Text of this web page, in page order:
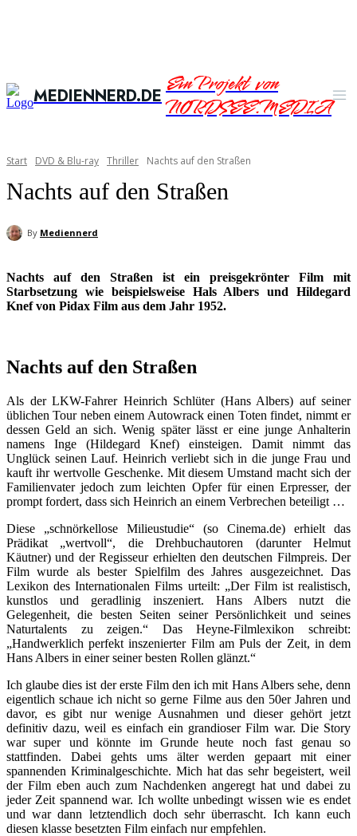
MEDIENNERD.DEEin Projekt von
NORDSEE.MEDIA
Start DVD & Blu-ray Thriller Nachts auf den Straßen
Nachts auf den Straßen
By Mediennerd
Nachts auf den Straßen ist ein preisgekrönter Film mit
Starbsetzung wie beispielsweise Hals Albers und Hildegard
Knef von Pidax Film aus dem Jahr 1952.
Nachts auf den Straßen
Als der LKW-Fahrer Heinrich Schlüter (Hans Albers) auf seiner
üblichen Tour neben einem Autowrack einen Toten findet, nimmt er
dessen Geld an sich. Wenig später lässt er eine junge Anhalterin
namens Inge (Hildegard Knef) einsteigen. Damit nimmt das
Unglück seinen Lauf. Heinrich verliebt sich in die junge Frau und
kauft ihr wertvolle Geschenke. Mit diesem Umstand macht sich der
Familienvater jedoch zum leichten Opfer für einen Erpresser, der
prompt fordert, dass sich Heinrich an einem Verbrechen beteiligt …
Diese „schnörkellose Milieustudie“ (so Cinema.de) erhielt das
Prädikat „wertvoll“, die Drehbuchautoren (darunter Helmut
Käutner) und der Regisseur erhielten den deutschen Filmpreis. Der
Film wurde als bester Spielfilm des Jahres ausgezeichnet. Das
Lexikon des Internationalen Films urteilt: „Der Film ist realistisch,
kunstlos und geradlinig inszeniert. Hans Albers nutzt die
Gelegenheit, die besten Seiten seiner Persönlichkeit und seines
Naturtalents zu zeigen.“ Das Heyne-Filmlexikon schreibt:
„Handwerklich perfekt inszenierter Film am Puls der Zeit, in dem
Hans Albers in einer seiner besten Rollen glänzt.“
Ich glaube dies ist der erste Film den ich mit Hans Albers sehe, denn
eigentlich schaue ich nicht so gerne Filme aus den 50er Jahren und
davor, es gibt nur wenige Ausnahmen und dieser gehört jetzt
definitiv dazu, weil es einfach ein grandioser Film war. Die Story
war super und könnte im Grunde heute noch fast genau so
stattfinden. Dabei gehts ums älter werden gepaart mit einer
spannenden Kriminalgeschichte. Mich hat das sehr begeistert, weil
der Film eben auch zum Nachdenken angeregt hat und dabei zu
jeder Zeit spannend war. Ich wollte unbedingt wissen wie es endet
und war dann letztendlich doch sehr überrascht. Ich kann euch
diesen klasse besetzten Film einfach nur empfehlen.